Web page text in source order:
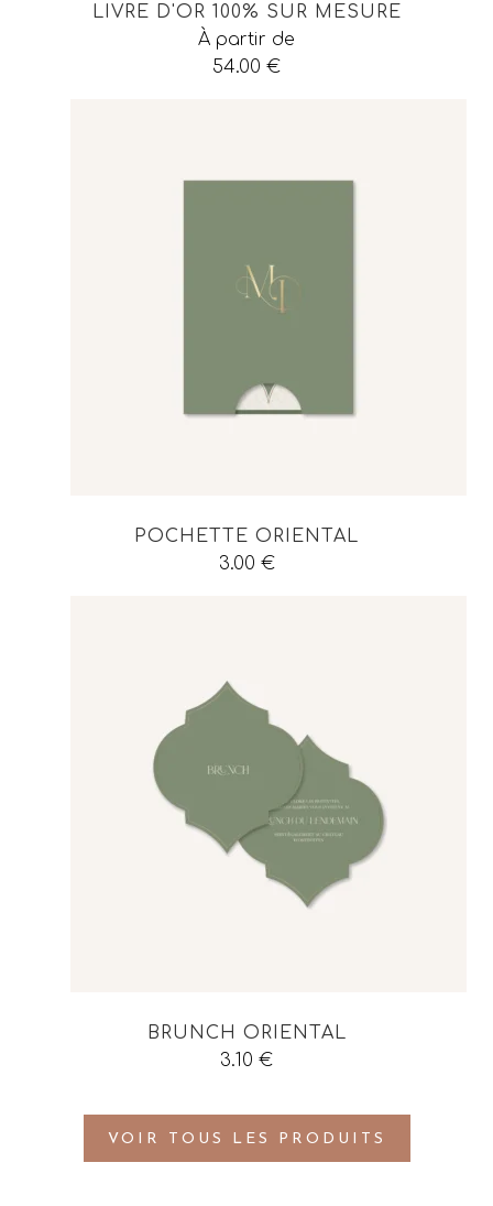
LIVRE D'OR 100% SUR MESURE
À partir de
54.00 €
POCHETTE ORIENTAL
3.00 €
BRUNCH ORIENTAL
3.10 €
VOIR TOUS LES PRODUITS